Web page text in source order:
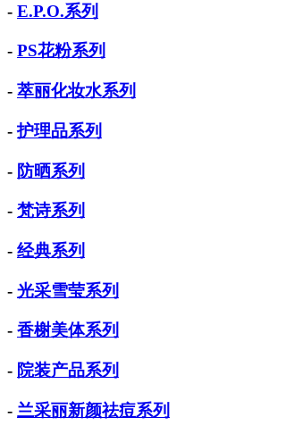
- E.P.O.系列
- PS花粉系列
- 萃丽化妆水系列
-护理品系列
- 防晒系列
- 梵诗系列
- 经典系列
- 光采雪莹系列
- 香榭美体系列
- 院装产品系列
- 兰采丽新颜祛痘系列